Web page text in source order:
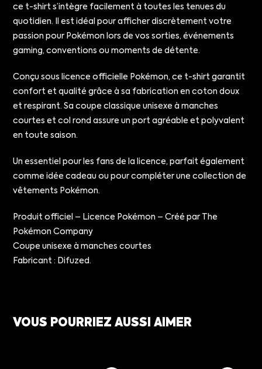
ce t-shirt s’intègre facilement à toutes les tenues du
quotidien. Il est idéal pour afficher discrètement votre
passion pour Pokémon lors de vos sorties, événements
gaming, conventions ou moments de détente.
Conçu sous licence officielle Pokémon, ce t-shirt garantit
confort et qualité grâce à sa fabrication en coton doux
et respirant. Sa coupe classique unisexe à manches
courtes et col rond assure un port agréable et polyvalent
en toute saison.
Un essentiel pour les fans de la licence, parfait également
comme idée cadeau ou pour compléter une collection de
vêtements Pokémon.
Produit officiel – Licence Pokémon – Créé par The
Pokémon Company
Coupe unisexe à manches courtes
Fabricant : Difuzed.
VOUS POURRIEZ AUSSI AIMER